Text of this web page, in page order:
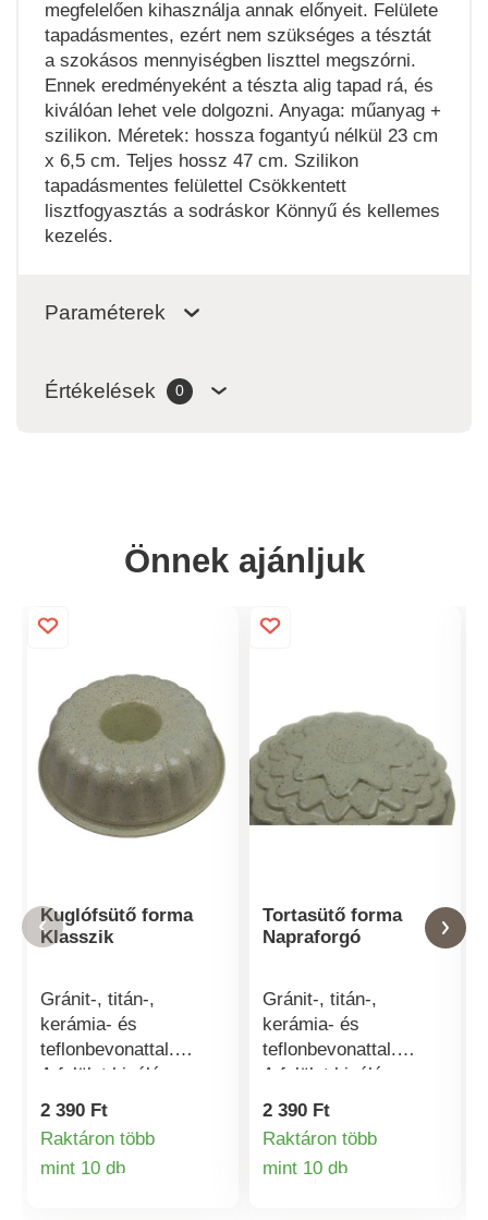
megfelelően kihasználja annak előnyeit. Felülete
tapadásmentes, ezért nem szükséges a tésztát
a szokásos mennyiségben liszttel megszórni.
Ennek eredményeként a tészta alig tapad rá, és
kiválóan lehet vele dolgozni. Anyaga: műanyag +
szilikon. Méretek: hossza fogantyú nélkül 23 cm
x 6,5 cm. Teljes hossz 47 cm. Szilikon
tapadásmentes felülettel Csökkentett
lisztfogyasztás a sodráskor Könnyű és kellemes
kezelés.
Paraméterek
Értékelések 0
Önnek ajánljuk
Kuglófsütő forma
Klasszik
Gránit-, titán-,
kerámia- és
teflonbevonattal.
A felület kiváló
tapadásgátló
és ellenáll
a karcolásoknak.
2 390 Ft
Raktáron több
mint 10 dbTermékinformációk
Tortasütő forma
Napraforgó
Gránit-, titán-,
kerámia- és
teflonbevonattal.
A felület kiváló
tapadásgátló
és ellenáll
a karcolásoknak.
2 390 Ft
Raktáron több
mint 10 db